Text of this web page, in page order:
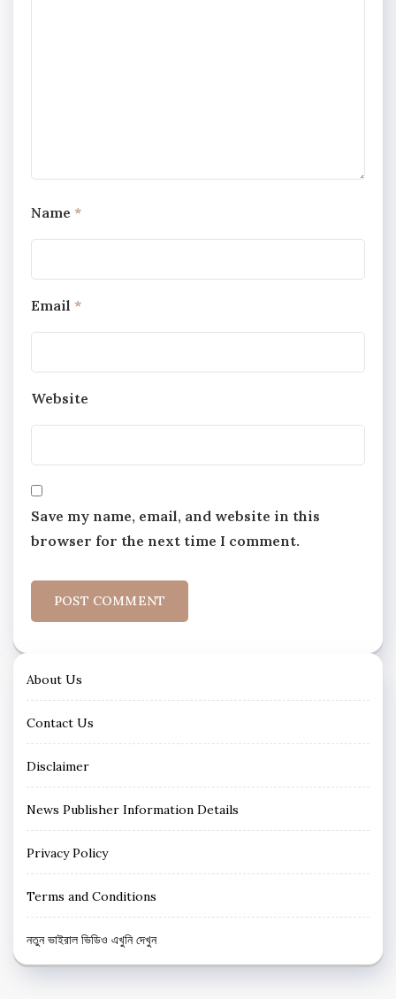
Name *
Email *
Website
Save my name, email, and website in this
browser for the next time I comment.
About Us
Contact Us
Disclaimer
News Publisher Information Details
Privacy Policy
Terms and Conditions
নতুন ভাইরাল ভিডিও এখুনি দেখুন